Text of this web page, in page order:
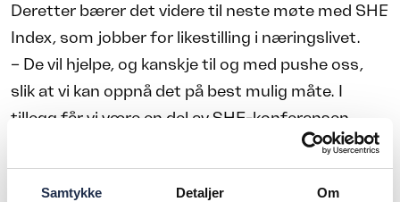
Samtykke Detaljer Om
Deretter bærer det videre til neste møte med SHE
Index, som jobber for likestilling i næringslivet.
– De vil hjelpe, og kanskje til og med pushe oss,
slik at vi kan oppnå det på best mulig måte. I
tillegg får vi være en del av SHE-konferansen,
Neziri ser optimistisk på fremtiden, selv om det er